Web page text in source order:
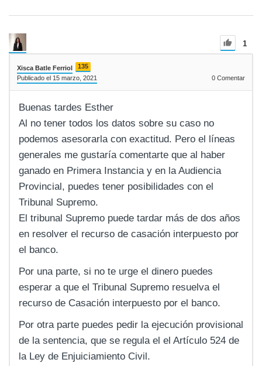
1
Xisca Batle Ferriol
135
Publicado el 15 marzo, 2021
0 Comentar
Buenas tardes Esther
Al no tener todos los datos sobre su caso no
podemos asesorarla con exactitud. Pero el líneas
generales me gustaría comentarte que al haber
ganado en Primera Instancia y en la Audiencia
Provincial, puedes tener posibilidades con el
Tribunal Supremo.
El tribunal Supremo puede tardar más de dos años
en resolver el recurso de casación interpuesto por
el banco.
Por una parte, si no te urge el dinero puedes
esperar a que el Tribunal Supremo resuelva el
recurso de Casación interpuesto por el banco.
Por otra parte puedes pedir la ejecución provisional
de la sentencia, que se regula el el Artículo 524 de
la Ley de Enjuiciamiento Civil.